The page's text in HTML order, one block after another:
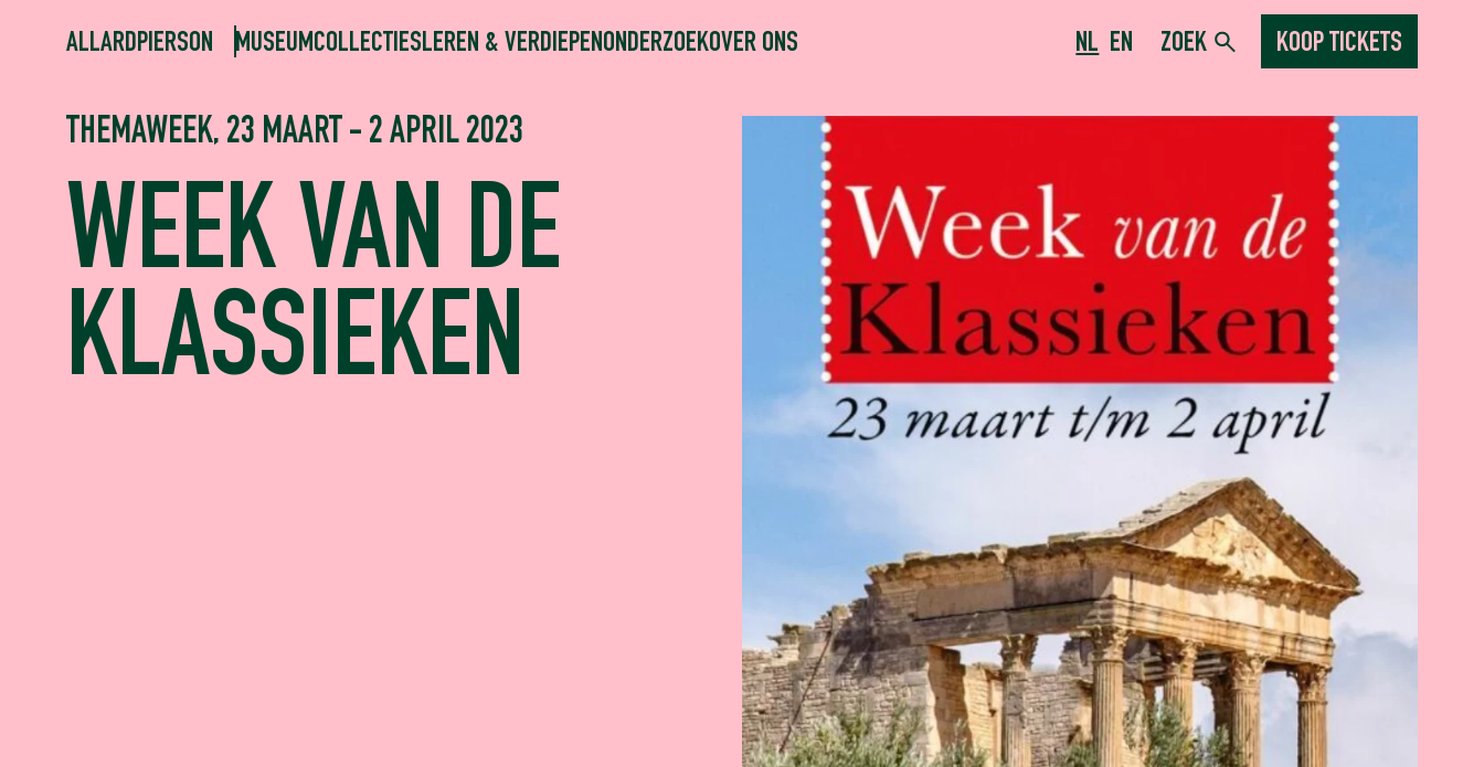
ALLARDPIERSON MUSEUMCOLLECTIESLEREN & VERDIEPENONDERZOEKOVER ONS NL EN ZOEK KOOP TICKETS
THEMAWEEK, 23 MAART - 2 APRIL 2023
WEEK VAN DE
KLASSIEKEN